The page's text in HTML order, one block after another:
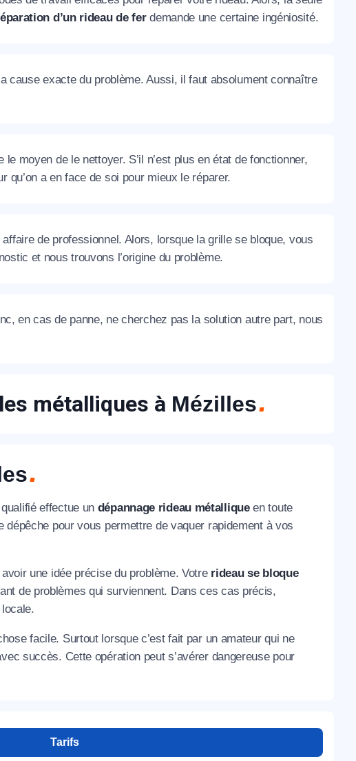
d’un rideau de ferdemande une certaine ingéniosité.
cause exacte du problème. Aussi, il faut absolument connaître
moyen de le nettoyer. S’il n’est plus en état de fonctionner,
a en face de soi pour mieux le réparer.
de professionnel. Alors, lorsque la grille se bloque, vous
et nous trouvons l’origine du problème.
en cas de panne, ne cherchez pas la solution autre part, nous
métalliques à Mézilles
effectue un dépannage rideau métalliqueen toute
pour vous permettre de vaquer rapidement à vos
une idée précise du problème. Votre rideau se bloque
de problèmes qui surviennent. Dans ces cas précis,
facile. Surtout lorsque c’est fait par un amateur qui ne
succès. Cette opération peut s’avérer dangereuse pour
Tarifs